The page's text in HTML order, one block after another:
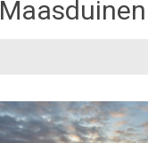
Maasduinen